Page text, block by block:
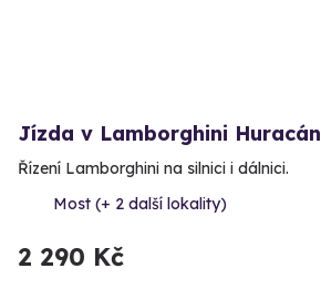
Jízda v Lamborghini Huracán
Řízení Lamborghini na silnici i dálnici.
Most (+ 2 další lokality)
2 290 Kč